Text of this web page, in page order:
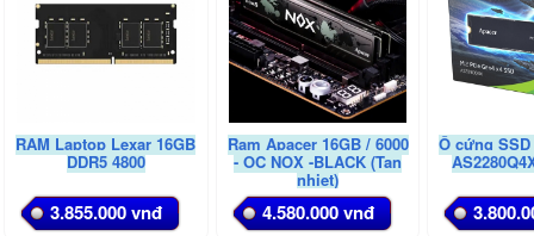
RAM Laptop Lexar 16GB
DDR5 4800
3.855.000 vnđ
Ram Apacer 16GB / 6000
- OC NOX -BLACK (Tan
nhiet)
4.580.000 vnđ
Ổ cứng